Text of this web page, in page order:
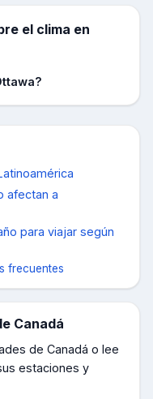
el clima en
afectan a
para viajar según
frecuentes
Canadá
de Canadá o lee
estaciones y